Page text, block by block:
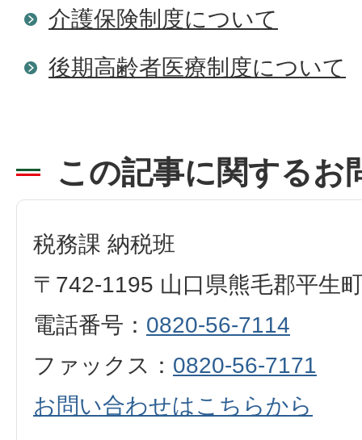
介護保険制度について
後期高齢者医療制度について
この記事に関するお
税務課 納税班
〒742-1195 山口県熊毛郡平生
電話番号： 0820-56-7114
ファックス： 0820-56-7171
お問い合わせはこちらから